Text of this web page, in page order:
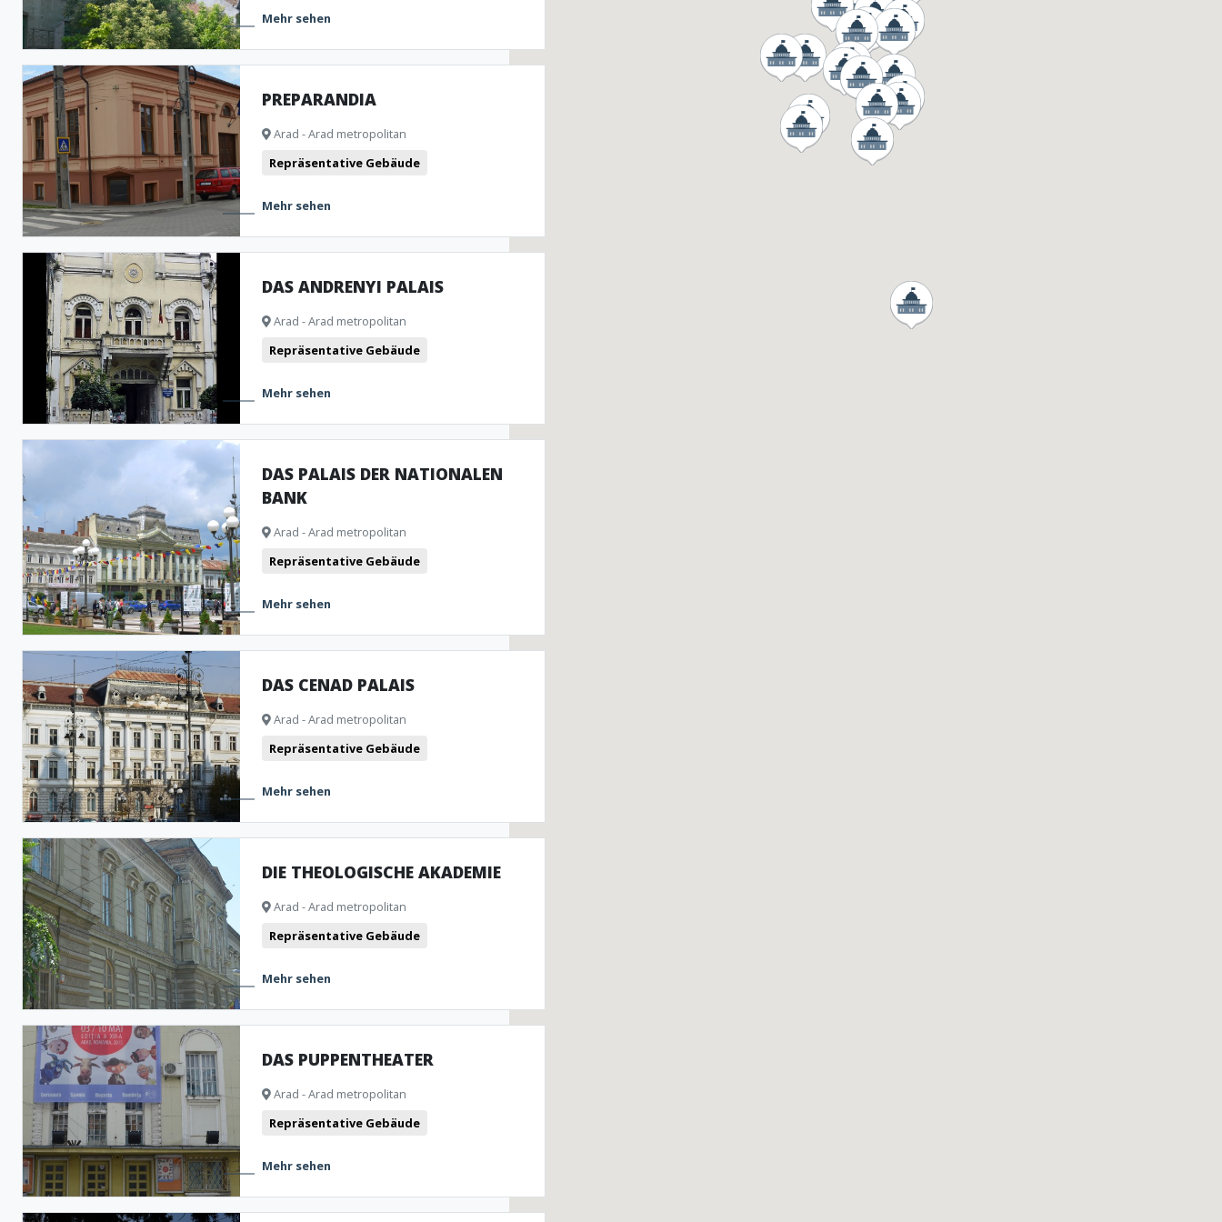
Mehr sehen
PREPARANDIA
Arad - Arad metropolitan
Repräsentative Gebäude
Mehr sehen
DAS ANDRENYI PALAIS
Arad - Arad metropolitan
Repräsentative Gebäude
Mehr sehen
DAS PALAIS DER NATIONALEN
BANK
Arad - Arad metropolitan
Repräsentative Gebäude
Mehr sehen
DAS CENAD PALAIS
Arad - Arad metropolitan
Repräsentative Gebäude
Mehr sehen
DIE THEOLOGISCHE AKADEMIE
Arad - Arad metropolitan
Repräsentative Gebäude
Mehr sehen
DAS PUPPENTHEATER
Arad - Arad metropolitan
Repräsentative Gebäude
Mehr sehen